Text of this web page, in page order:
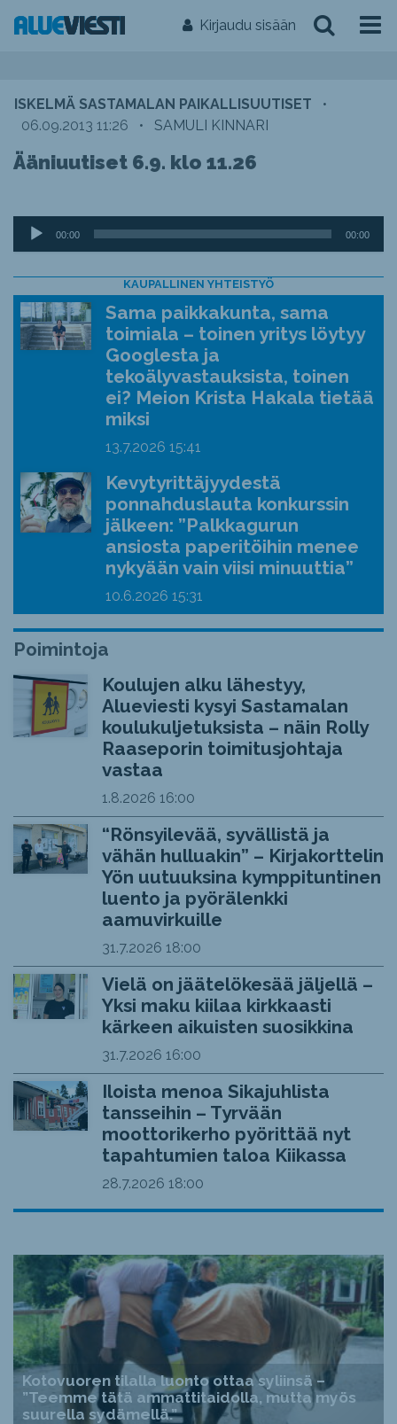
Kirjaudu sisään
ISKELMÄ SASTAMALAN PAIKALLISUUTISET
•
06.09.2013 11:26
• SAMULI KINNARI
Ääniuutiset 6.9. klo 11.26
Äänitoistin
00:00 00:00
KAUPALLINEN YHTEISTYÖ
Sama paikkakunta, sama
toimiala – toinen yritys löytyy
Googlesta ja
tekoälyvastauksista, toinen
ei? Meion Krista Hakala tietää
miksi
13.7.2026 15:41
Kevytyrittäjyydestä
ponnahduslauta konkurssin
jälkeen: ”Palkkagurun
ansiosta paperitöihin menee
nykyään vain viisi minuuttia”
10.6.2026 15:31
Poimintoja
Koulujen alku lähestyy,
Alueviesti kysyi Sastamalan
koulukuljetuksista – näin Rolly
Raaseporin toimitusjohtaja
vastaa
1.8.2026 16:00
“Rönsyilevää, syvällistä ja
vähän hulluakin” – Kirjakorttelin
Yön uutuuksina kymppituntinen
luento ja pyörälenkki
aamuvirkuille
31.7.2026 18:00
Vielä on jäätelökesää jäljellä –
Yksi maku kiilaa kirkkaasti
kärkeen aikuisten suosikkina
31.7.2026 16:00
Iloista menoa Sikajuhlista
tansseihin – Tyrvään
moottorikerho pyörittää nyt
tapahtumien taloa Kiikassa
28.7.2026 18:00
Kotovuoren tilalla luonto ottaa syliinsä –
”Teemme tätä ammattitaidolla, mutta myös
suurella sydämellä.”